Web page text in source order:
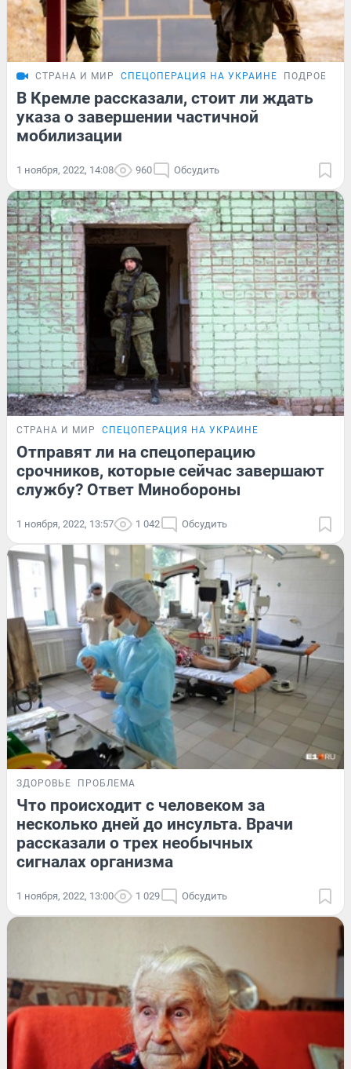
СТРАНА И МИР СПЕЦОПЕРАЦИЯ НА УКРАИНЕ
В Кремле рассказали, стоит ли ждать
указа о завершении частичной
мобилизации
1 ноября, 2022, 14:08 960 Обсудить
СТРАНА И МИР СПЕЦОПЕРАЦИЯ НА УКРАИНЕ
Отправят ли на спецоперацию
срочников, которые сейчас завершают
службу? Ответ Минобороны
1 ноября, 2022, 13:57 1 042 Обсудить
ЗДОРОВЬЕ ПРОБЛЕМА
Что происходит с человеком за
несколько дней до инсульта. Врачи
рассказали о трех необычных
сигналах организма
1 ноября, 2022, 13:00 1 029 Обсудить